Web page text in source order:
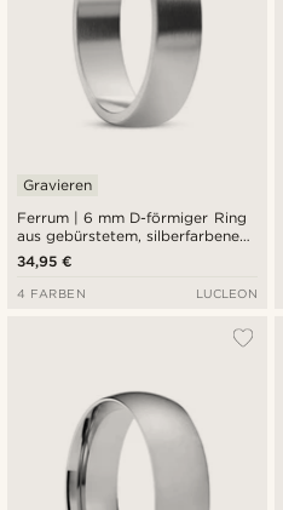
Ferrum | 6 mm D-förmiger Ring
aus gebürstetem, silberfarbenem
Edelstahl
Gravieren
34,95 €
4 FARBEN LUCLEON